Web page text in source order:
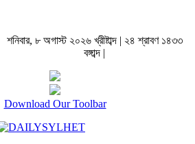
শনিবার, ৮ অগাস্ট ২০২৬ খ্রীষ্টাব্দ | ২৪ শ্রাবণ ১৪৩৩
বঙ্গাব্দ |
Download Our Toolbar